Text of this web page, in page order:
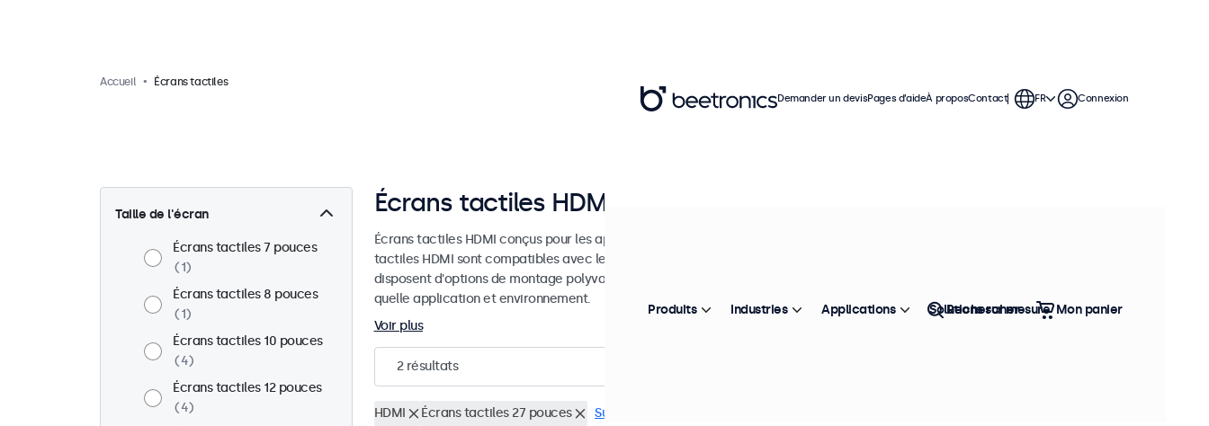
Accueil Écrans tactiles
Taille de l'écran
Écrans tactiles 7 pouces
1
Écrans tactiles 8 pouces
1
Écrans tactiles 10 pouces
4
Écrans tactiles 12 pouces
4
Écrans tactiles HDMI
Écrans tactiles HDMI conçus pour les applications professionnelles et une utilisation continue. Ces écrans
tactiles HDMI sont compatibles avec les systèmes d'exploitation Windows, macOS, ChromeOS et Linux et
disposent d'options de montage polyvalentes qui leur permettent de s'intégrer facilement dans n'importe
quelle application et environnement.
Voir plus
2résultats
HDMI Écrans tactiles 27 pouces Supprimer tous les filtres
Demander un devisPages d’aideÀ proposContact FR Connexion
Produits Industries Applications Solutions sur mesure
Rechercher Mon panier